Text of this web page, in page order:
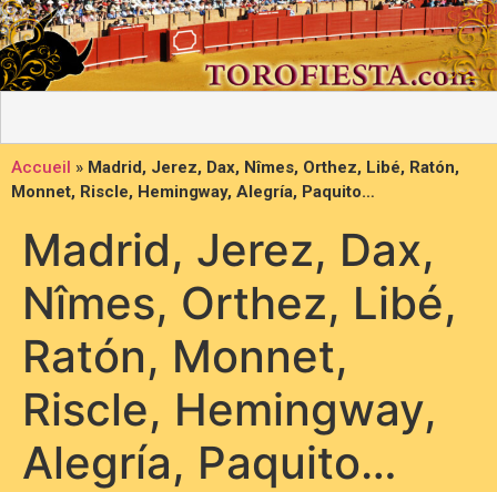
Accueil » Madrid, Jerez, Dax, Nîmes, Orthez, Libé, Ratón,
Monnet, Riscle, Hemingway, Alegría, Paquito…
Madrid, Jerez, Dax,
Nîmes, Orthez, Libé,
Ratón, Monnet,
Riscle, Hemingway,
Alegría, Paquito…